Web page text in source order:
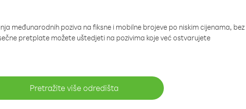
međunarodnih poziva na fiksne i mobilne brojeve po niskim cijenama,
pretplate možete uštedjeti na pozivima koje već ostvarujete
Pretražite više odredišta